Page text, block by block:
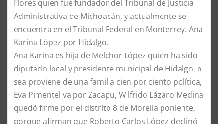
Flores quien fue fundador del Tribunal de Justicia
Administrativa de Michoacán, y actualmente se
encuentra en el Tribunal Federal en Monterrey. Ana
Karina López por Hidalgo.
Ana Karina es hija de Melchor López quien ha sido
diputado local y presidente municipal de Hidalgo, o
sea proviene de una familia cien por ciento política,
Eva Pimentel va por Zacapu, Wilfrido Lázaro Medina
quedó firme por el distrito 8 de Morelia poniente,
porque afirman que Roberto Carlos López declinó